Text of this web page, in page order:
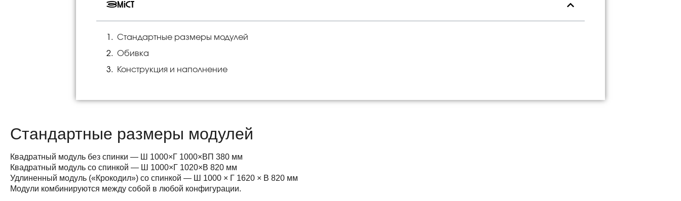
Зміст
Стандартные размеры модулей
Обивка
Конструкция и наполнение
Стандартные размеры модулей
Квадратный модуль без спинки — Ш 1000×Г 1000×ВП 380 мм
Квадратный модуль со спинкой — Ш 1000×Г 1020×В 820 мм
Удлиненный модуль («Крокодил») со спинкой — Ш 1000 × Г 1620 × В 820 мм
Модули комбинируются между собой в любой конфигурации.